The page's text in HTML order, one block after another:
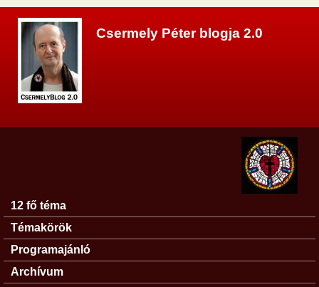
Csermely Péter blogja 2.0
Főmenü
12 fő téma
Témakörök
Programajánló
Archívum